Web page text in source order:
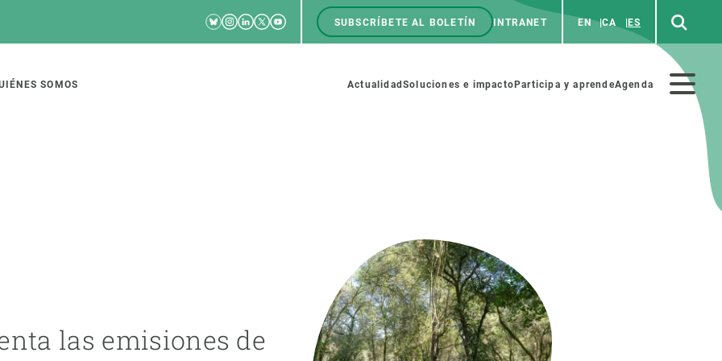
RRSS
Bluesky
Instagram
Linkedin
TwitterYoutube
Menú
top
SUBSCRÍBETE AL BOLETÍN INTRANET EN CA ES
SOMOS
Menú
Actualidad Soluciones e impacto Participa y aprendeAgenda
las emisiones de
de ecosistemas Política y gestión
ÚNETE A NOSOTROS
Bolsa de trabajo
Estrategia de Recursos Humanos
Oportunidades académicas
Pide tu MSCA-PF
Haz ciencia con nosotros
Materiales educativos
COLABORA